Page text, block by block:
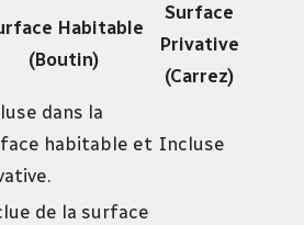
Habitable
(Boutin)
Surface
Privative
(Carrez)
dans la
habitable et Incluse
de la surface